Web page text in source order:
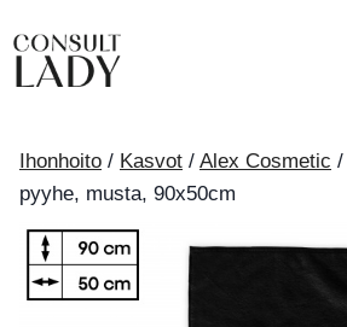
sisältöön
Ihonhoito / Kasvot / Alex Cosmetic /
pyyhe, musta, 90x50cm